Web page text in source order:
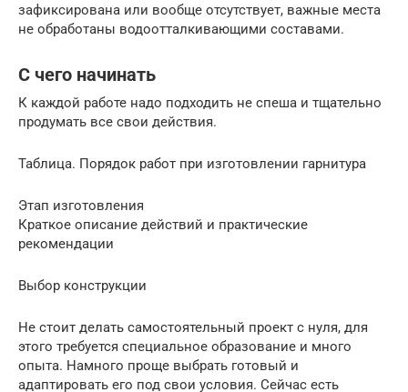
зафиксирована или вообще отсутствует, важные места
не обработаны водоотталкивающими составами.
С чего начинать
К каждой работе надо подходить не спеша и тщательно
продумать все свои действия.
Таблица. Порядок работ при изготовлении гарнитура
Этап изготовления
Краткое описание действий и практические
рекомендации
Выбор конструкции
Не стоит делать самостоятельный проект с нуля, для
этого требуется специальное образование и много
опыта. Намного проще выбрать готовый и
адаптировать его под свои условия. Сейчас есть